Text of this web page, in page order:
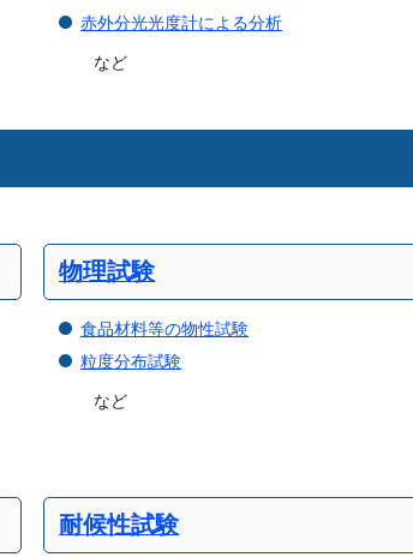
赤外分光光度計による分析
など
物理試験
食品材料等の物性試験
粒度分布試験
など
耐候性試験